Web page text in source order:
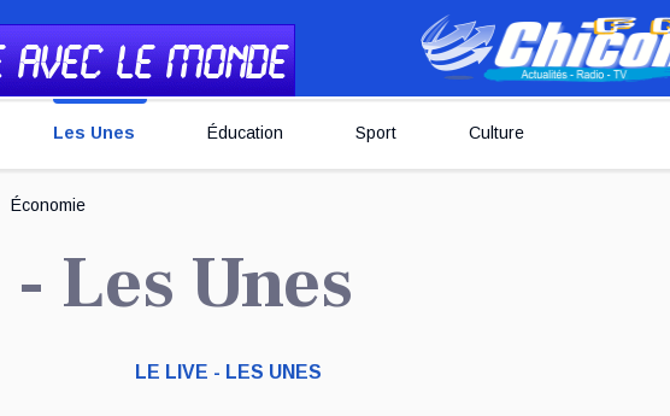
Les Unes Éducation Sport Culture
Économie
Les Unes
LE LIVE - LES UNES